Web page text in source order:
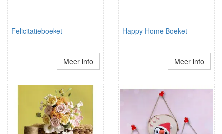
Felicitatieboeket
Meer info
Happy Home Boeket
Meer info